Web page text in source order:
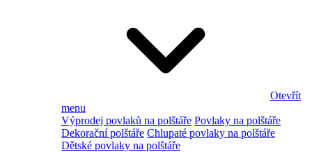
Otevřít
menu
Výprodej povlaků na polštáře Povlaky na polštáře
Dekorační polštáře Chlupaté povlaky na polštáře
Dětské povlaky na polštáře